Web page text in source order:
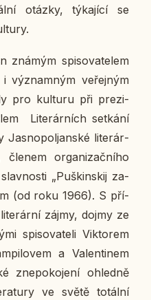
otázky, tý­ka­jí­cí se
známým spi­so­va­te­lem
vý­znam­ným ve­řej­ným
pro kul­tu­ru při pre­zi­
Li­te­rár­ních se­tká­ní
Jas­no­poljan­ské li­te­rár­
or­ga­ni­zač­ní­ho
„Puškin­skij za­
(od roku 1966). S pří­
zájmy, dojmy ze
spi­so­va­te­li Vik­to­rem
a Va­len­ti­nem
zne­po­ko­je­ní ohled­ně
ve světě to­tál­ní